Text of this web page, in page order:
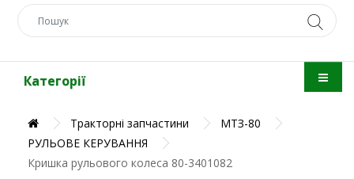
Категорії
Тракторні запчастини
МТЗ-80
РУЛЬОВЕ КЕРУВАННЯ
Кришка рульового колеса 80-3401082